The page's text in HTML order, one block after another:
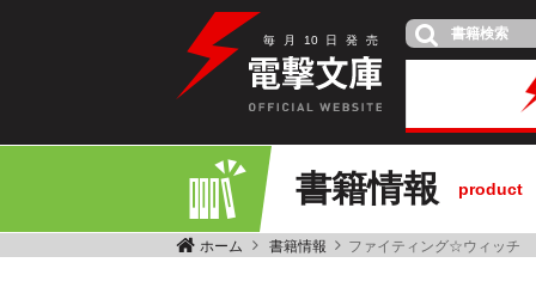
毎 月 10 日 発 売
書籍情報 product
ホーム 書籍情報 ファイティング☆ウィッチ